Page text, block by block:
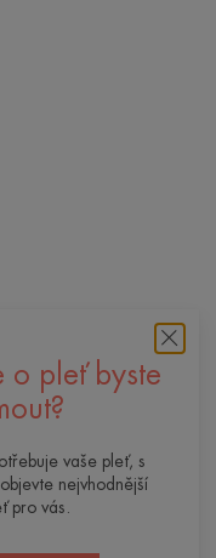
o pleť byste
vaše pleť, s
nejvhodnější
pro vás.